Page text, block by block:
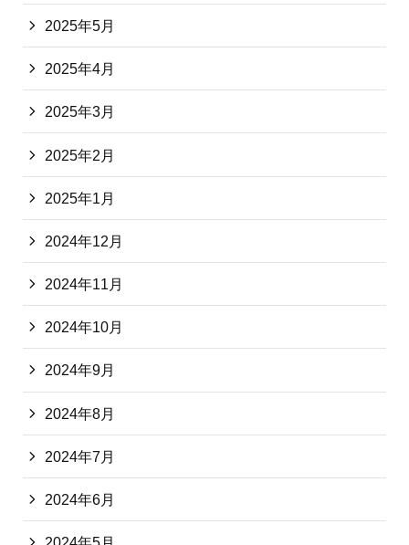
2025年5月
2025年4月
2025年3月
2025年2月
2025年1月
2024年12月
2024年11月
2024年10月
2024年9月
2024年8月
2024年7月
2024年6月